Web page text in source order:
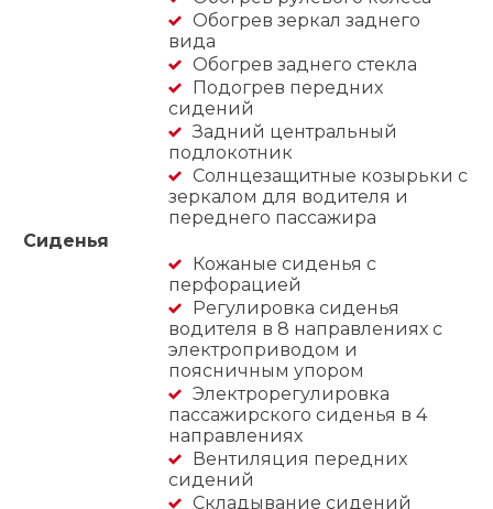
Обогрев зеркал заднего
вида
Обогрев заднего стекла
Подогрев передних
сидений
Задний центральный
подлокотник
Солнцезащитные козырьки с
зеркалом для водителя и
переднего пассажира
Сиденья
Кожаные сиденья с
перфорацией
Регулировка сиденья
водителя в 8 направлениях с
электроприводом и
поясничным упором
Электрорегулировка
пассажирского сиденья в 4
направлениях
Вентиляция передних
сидений
Складывание сидений